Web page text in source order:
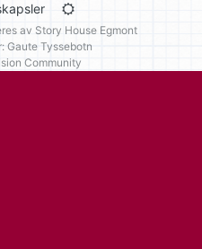
av Story House Egmont
Gaute Tyssebotn
Community